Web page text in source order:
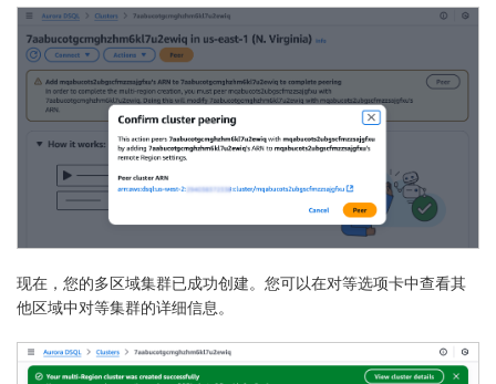
现在，您的多区域集群已成功创建。您可以在对等选项卡中查看其
他区域中对等集群的详细信息。